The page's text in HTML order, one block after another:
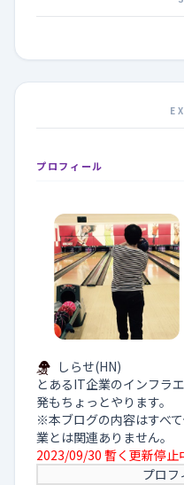
プロフィール
しらせ(HN)
とあるIT企業のインフラ
発もちょっとやります。
※本ブログの内容はすべ
業とは関連ありません。
2023/09/30 暫く更新停止
プロフ